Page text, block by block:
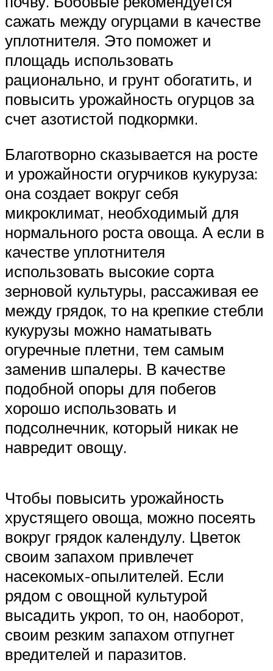
сажать между огурцами в качестве
уплотнителя. Это поможет и
площадь использовать
рационально, и грунт обогатить, и
повысить урожайность огурцов за
счет азотистой подкормки.
Благотворно сказывается на росте
и урожайности огурчиков кукуруза:
она создает вокруг себя
микроклимат, необходимый для
нормального роста овоща. А если в
качестве уплотнителя
использовать высокие сорта
зерновой культуры, рассаживая ее
между грядок, то на крепкие стебли
кукурузы можно наматывать
огуречные плетни, тем самым
заменив шпалеры. В качестве
подобной опоры для побегов
хорошо использовать и
подсолнечник, который никак не
навредит овощу.
Чтобы повысить урожайность
хрустящего овоща, можно посеять
вокруг грядок календулу. Цветок
своим запахом привлечет
насекомых-опылителей. Если
рядом с овощной культурой
высадить укроп, то он, наоборот,
своим резким запахом отпугнет
вредителей и паразитов.